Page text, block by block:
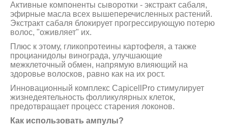
Активные компоненты сыворотки - экстракт сабаля,
эфирные масла всех вышеперечисленных растений.
Экстракт сабаля блокирует прогрессирующую потерю
волос, "оживляет" их.
Плюс к этому, гликопротеины картофеля, а также
процианидолы винограда, улучшающие
межклеточный обмен, напрямую влияющий на
здоровье волосков, равно как на их рост.
Инновационный комплекс CapicellPro стимулирует
жизнедеятельность фолликулярных клеток,
предотвращает процесс старения локонов.
Как использовать ампулы?